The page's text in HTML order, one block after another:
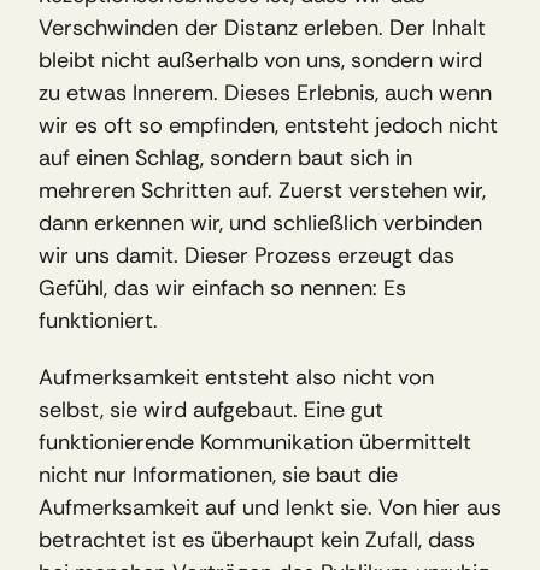
Verschwinden der Distanz erleben. Der Inhalt
bleibt nicht außerhalb von uns, sondern wird
zu etwas Innerem. Dieses Erlebnis, auch wenn
wir es oft so empfinden, entsteht jedoch nicht
auf einen Schlag, sondern baut sich in
mehreren Schritten auf. Zuerst verstehen wir,
dann erkennen wir, und schließlich verbinden
wir uns damit. Dieser Prozess erzeugt das
Gefühl, das wir einfach so nennen: Es
funktioniert.
Aufmerksamkeit entsteht also nicht von
selbst, sie wird aufgebaut. Eine gut
funktionierende Kommunikation übermittelt
nicht nur Informationen, sie baut die
Aufmerksamkeit auf und lenkt sie. Von hier aus
betrachtet ist es überhaupt kein Zufall, dass